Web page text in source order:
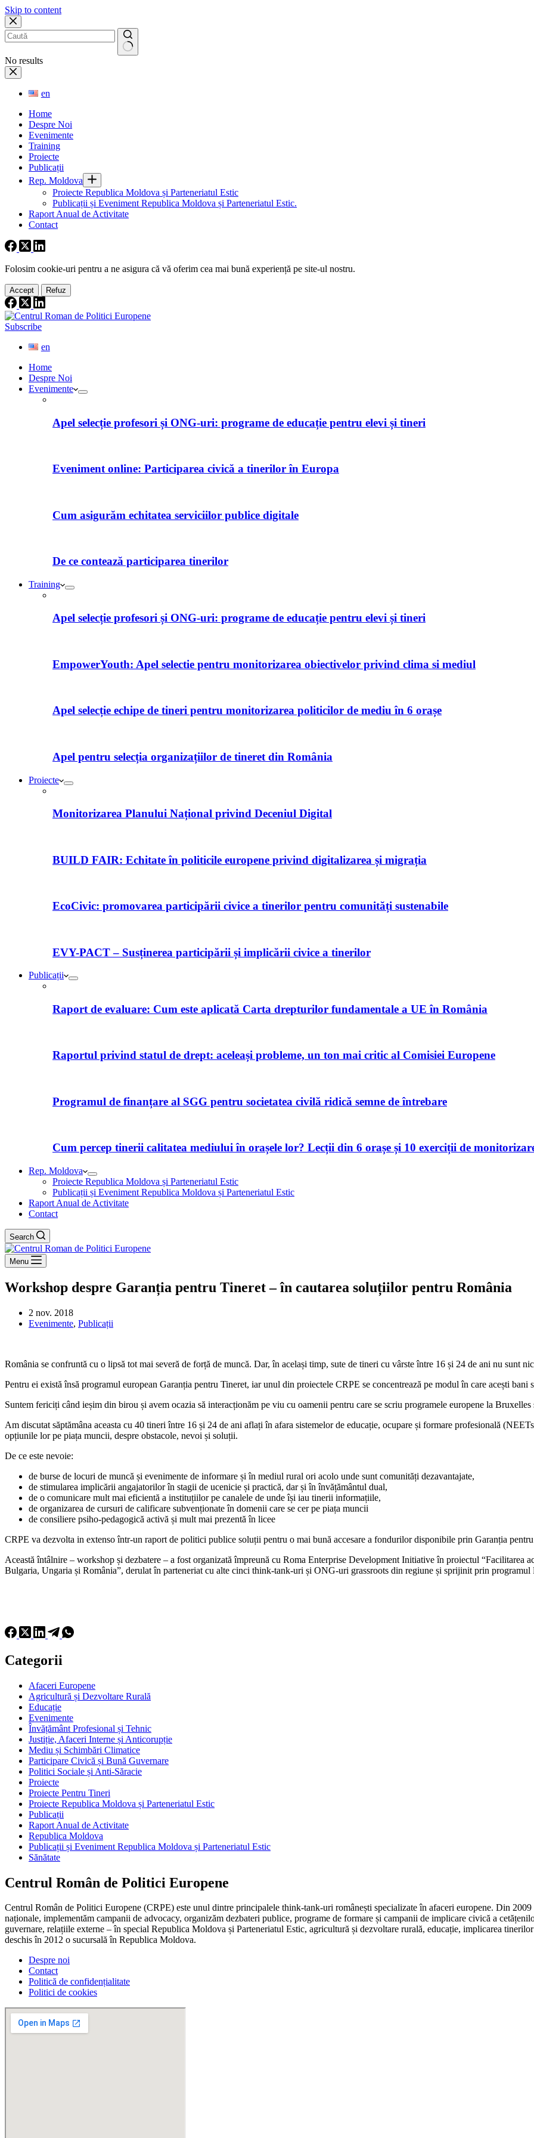
Skip to content
No results
en
Home
Despre Noi
Evenimente
Training
Proiecte
Publicații
Rep. Moldova
Proiecte Republica Moldova și Parteneriatul Estic
Publicații și Eveniment Republica Moldova și Parteneriatul Estic.
Raport Anual de Activitate
Contact
Folosim cookie-uri pentru a ne asigura că vă oferim cea mai bună experiență pe site-ul nostru.
Accept Refuz
Subscribe
en
Home
Despre Noi
Evenimente
Apel selecție profesori și ONG-uri: programe de educație pentru elevi și tineri
Eveniment online: Participarea civică a tinerilor în Europa
Cum asigurăm echitatea serviciilor publice digitale
De ce contează participarea tinerilor
Training
Apel selecție profesori și ONG-uri: programe de educație pentru elevi și tineri
EmpowerYouth: Apel selectie pentru monitorizarea obiectivelor privind clima si mediul
Apel selecție echipe de tineri pentru monitorizarea politicilor de mediu în 6 orașe
Apel pentru selecția organizațiilor de tineret din România
Proiecte
Monitorizarea Planului Național privind Deceniul Digital
BUILD FAIR: Echitate în politicile europene privind digitalizarea și migrația
EcoCivic: promovarea participării civice a tinerilor pentru comunități sustenabile
EVY-PACT – Susținerea participării și implicării civice a tinerilor
Publicații
Raport de evaluare: Cum este aplicată Carta drepturilor fundamentale a UE în România
Raportul privind statul de drept: aceleași probleme, un ton mai critic al Comisiei Europene
Programul de finanțare al SGG pentru societatea civilă ridică semne de întrebare
Cum percep tinerii calitatea mediului în orașele lor? Lecții din 6 orașe și 10 exerciții de
Rep. Moldova
Proiecte Republica Moldova și Parteneriatul Estic
Publicații și Eveniment Republica Moldova și Parteneriatul Estic
Raport Anual de Activitate
Contact
Search
Menu
Workshop despre Garanția pentru Tineret – în cautarea soluțiilor pentru România
2 nov. 2018
Evenimente, Publicații
România se confruntă cu o lipsă tot mai severă de forță de muncă. Dar, în același timp, sute de tineri cu vârste între 16 și 24 de ani nu sunt
Pentru ei există însă programul european Garanția pentru Tineret, iar unul din proiectele CRPE se concentrează pe modul în care acești
Suntem fericiți când ieșim din birou și avem ocazia să interacționăm pe viu cu oamenii pentru care se scriu programele europene la
Am discutat săptămâna aceasta cu 40 tineri între 16 și 24 de ani aflați în afara sistemelor de educație, ocupare și formare profesională
opțiunile lor pe piața muncii, despre obstacole, nevoi și soluții.
De ce este nevoie:
de burse de locuri de muncă și evenimente de informare și în mediul rural ori acolo unde sunt comunități dezavantajate,
de stimularea implicării angajatorilor în stagii de ucenicie și practică, dar și în învățământul dual,
de o comunicare mult mai eficientă a instituțiilor pe canalele de unde își iau tinerii informațiile,
de organizarea de cursuri de calificare subvenționate în domenii care se cer pe piața muncii
de consiliere psiho-pedagogică activă și mult mai prezentă în licee
CRPE va dezvolta in extenso într-un raport de politici publice soluții pentru o mai bună accesare a fondurilor disponibile prin Garanția
Această întâlnire – workshop și dezbatere – a fost organizată împreună cu Roma Enterprise Development Initiative în proiectul “Facilitarea
Bulgaria, Ungaria și România”, derulat în parteneriat cu alte cinci think-tank-uri și ONG-uri grassroots din regiune și sprijinit prin programul
Categorii
Afaceri Europene
Agricultură și Dezvoltare Rurală
Educație
Evenimente
Învățământ Profesional și Tehnic
Justiție, Afaceri Interne și Anticorupție
Mediu și Schimbări Climatice
Participare Civică și Bună Guvernare
Politici Sociale și Anti-Săracie
Proiecte
Proiecte Pentru Tineri
Proiecte Republica Moldova și Parteneriatul Estic
Publicații
Raport Anual de Activitate
Republica Moldova
Publicații și Eveniment Republica Moldova și Parteneriatul Estic
Sănătate
Centrul Român de Politici Europene
Centrul Român de Politici Europene (CRPE) este unul dintre principalele think-tank-uri românești specializate în afaceri europene. Din
naționale, implementăm campanii de advocacy, organizăm dezbateri publice, programe de formare și campanii de implicare civică a
guvernare, relațiile externe – în special Republica Moldova și Parteneriatul Estic, agricultură și dezvoltare rurală, educație, implicarea
deschis în 2012 o sucursală în Republica Moldova.
Despre noi
Contact
Politică de confidențialitate
Politici de cookies